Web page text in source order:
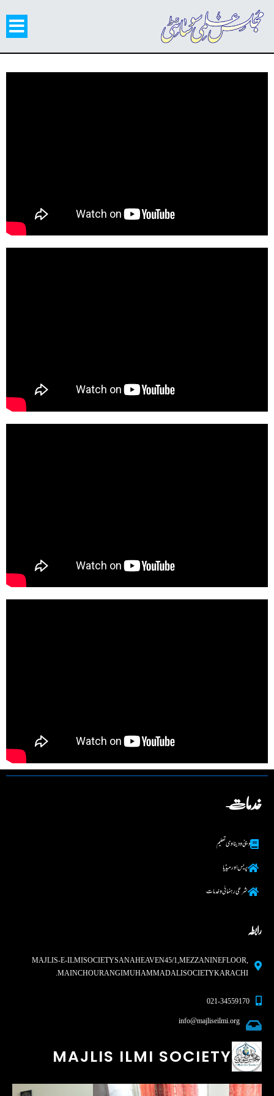
خدمات
دینی و دینا وی تعلیم
پریس اور میڈیا
شرعی رہنما ئی و خدمات
رابطہ
MAJLIS-E-ILMI SOCIETY SANA HEAVEN 45/1, MEZZANINE FLOOR,
MAIN CHOURANGI MUHAMMAD ALI SOCIETY KARACHI.
021-34559170
info@majliseilmi.org
MAJLIS ILMI SOCIETY